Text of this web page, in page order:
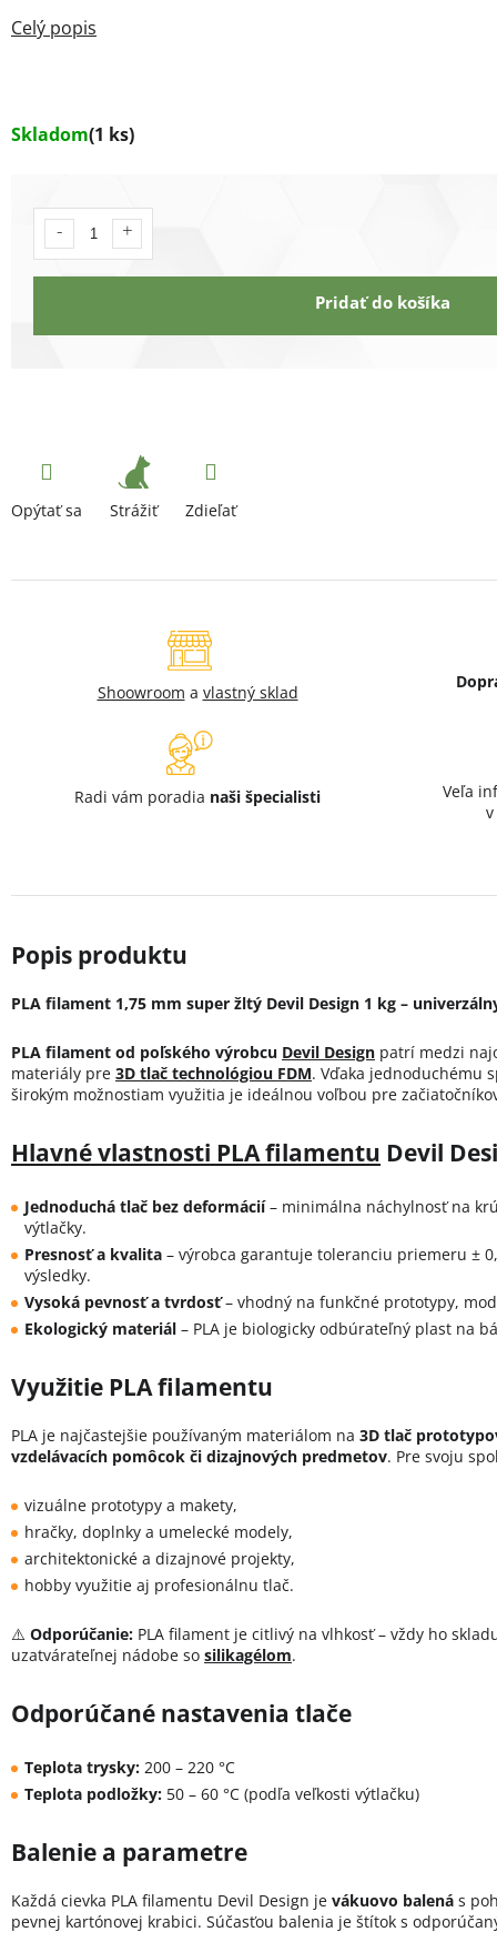
Skladom(1 ks)
Pridať do košíka
Opýtať sa Strážiť Zdieľať
Shoowroom a vlastný sklad
Radi vám poradia naši špecialisti
Veľa
v
PLA filament 1,75 mm super žltý Devil Design 1 kg –
PLA filament od poľského výrobcu Devil Design patrí medzi
materiály pre 3D tlač technológiou FDM. Vďaka jednoduchému
širokým možnostiam využitia je ideálnou voľbou pre
Hlavné vlastnosti PLA filamentu Devil
Jednoduchá tlač bez deformácií– minimálna náchylnosť na
výtlačky.
Presnosť a kvalita – výrobca garantuje toleranciu priemeru ±
výsledky.
Vysoká pevnosť a tvrdosť– vhodný na funkčné prototypy,
Ekologický materiál – PLA je biologicky odbúrateľný plast na
Využitie PLA filamentu
PLA je najčastejšie používaným materiálom na 3D tlač
vzdelávacích pomôcok či dizajnových predmetov. Pre svoju
vizuálne prototypy a makety,
hračky, doplnky a umelecké modely,
architektonické a dizajnové projekty,
hobby využitie aj profesionálnu tlač.
⚠️ Odporúčanie: PLA filament je citlivý na vlhkosť – vždy ho
uzatvárateľnej nádobe so silikagélom.
Odporúčané nastavenia tlače
Teplota trysky: 200 – 220 °C
Teplota podložky: 50 – 60 °C (podľa veľkosti výtlačku)
Balenie a parametre
Každá cievka PLA filamentu Devil Design je vákuovo balená s
pevnej kartónovej krabici. Súčasťou balenia je štítok s